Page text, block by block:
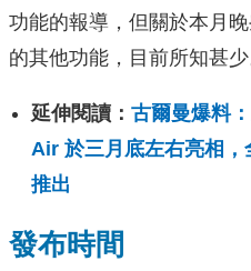
功能的報導，但關於本月
的其他功能，目前所知甚少
延伸閱讀： 古爾曼爆料
Air 於三月底左右亮相
推出
發布時間